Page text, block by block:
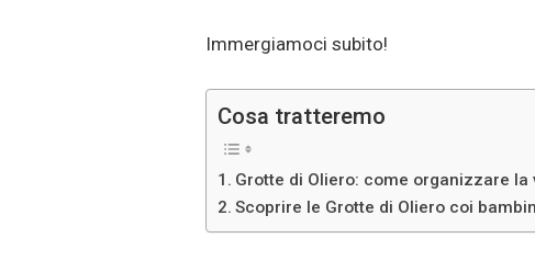
Immergiamoci subito!
Cosa tratteremo
Grotte di Oliero: come organizzare la
Scoprire le Grotte di Oliero coi